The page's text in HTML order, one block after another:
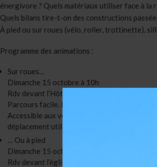
énergivore ? Quels matériaux utiliser face à la
Quels bilans tire-t-on des constructions
À pied ou sur roues (vélo, roller, trottinette),
Programme des animations :
Sur roues…
Dimanche 15 octobre à 10h
Rdv devant l’Hôtel de Ville, 12 cours de
Parcours facile. Boucle d’environ 7 km.
Accessible aux vélos, trottinettes et rollers.
déplacement utilisé.
… Ou à pied
Dimanche 15 octobre à 14h
Rdv devant l’église Sainte-Thérèse